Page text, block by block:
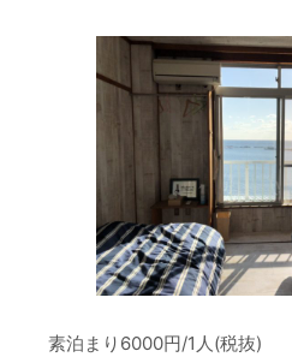
素泊まり6000円/1人(税抜)